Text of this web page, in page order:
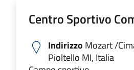
Centro Sportivo
Indirizzo Mozart /
Pioltello MI, Italia